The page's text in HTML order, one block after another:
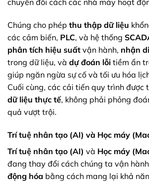
chuyển đổi cách các nhà máy hoạt
Chúng cho phép thu thập dữ liệu
các cảm biến, PLC, và hệ thống
phân tích hiệu suất vận hành, nhận
trong dữ liệu, và dự đoán lỗi tiềm ẩn
giúp ngăn ngừa sự cố và tối ưu hóa
Cuối cùng, các cải tiến quy trình được
dữ liệu thực tế, không phải phỏng
quả vượt trội.
Trí tuệ nhân tạo (AI) và Học máy
Trí tuệ nhân tạo (AI) và Học máy
đang thay đổi cách chúng ta vận hành
động hóa bằng cách mang lại khả